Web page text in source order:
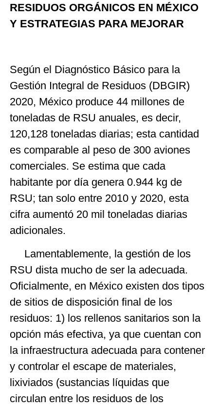
RESIDUOS ORGÁNICOS EN MÉXICO
Y ESTRATEGIAS PARA MEJORAR
Según el Diagnóstico Básico para la
Gestión Integral de Residuos (DBGIR)
2020, México produce 44 millones de
toneladas de RSU anuales, es decir,
120,128 toneladas diarias; esta cantidad
es comparable al peso de 300 aviones
comerciales. Se estima que cada
habitante por día genera 0.944 kg de
RSU; tan solo entre 2010 y 2020, esta
cifra aumentó 20 mil toneladas diarias
adicionales.
Lamentablemente, la gestión de los
RSU dista mucho de ser la adecuada.
Oficialmente, en México existen dos tipos
de sitios de disposición final de los
residuos: 1) los rellenos sanitarios son la
opción más efectiva, ya que cuentan con
la infraestructura adecuada para contener
y controlar el escape de materiales,
lixiviados (sustancias líquidas que
circulan entre los residuos de los